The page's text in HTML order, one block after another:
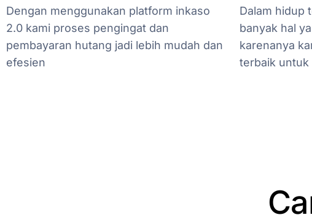
Dengan menggunakan platform inkaso
2.0 kami proses pengingat dan
pembayaran hutang jadi lebih mudah dan
efesien
Dalam hidup
banyak hal
karenanya
terbaik untuk
Ca